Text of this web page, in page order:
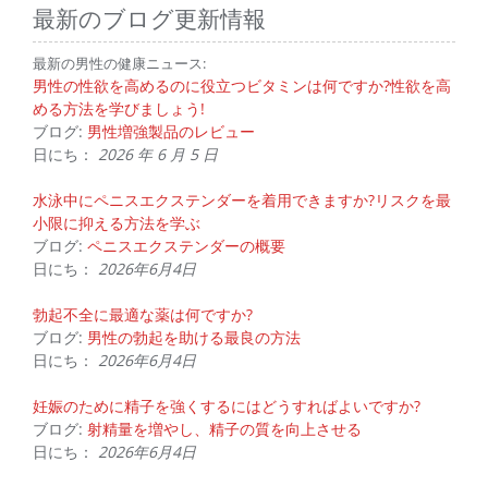
最新のブログ更新情報
最新の男性の健康ニュース:
男性の性欲を高めるのに役立つビタミンは何ですか?性欲を高
める方法を学びましょう!
ブログ: 男性増強製品のレビュー
日にち： 2026 年 6 月 5 日
水泳中にペニスエクステンダーを着用できますか?リスクを最
小限に抑える方法を学ぶ
ブログ: ペニスエクステンダーの概要
日にち： 2026年6月4日
勃起不全に最適な薬は何ですか?
ブログ: 男性の勃起を助ける最良の方法
日にち： 2026年6月4日
妊娠のために精子を強くするにはどうすればよいですか?
ブログ: 射精量を増やし、精子の質を向上させる
日にち： 2026年6月4日